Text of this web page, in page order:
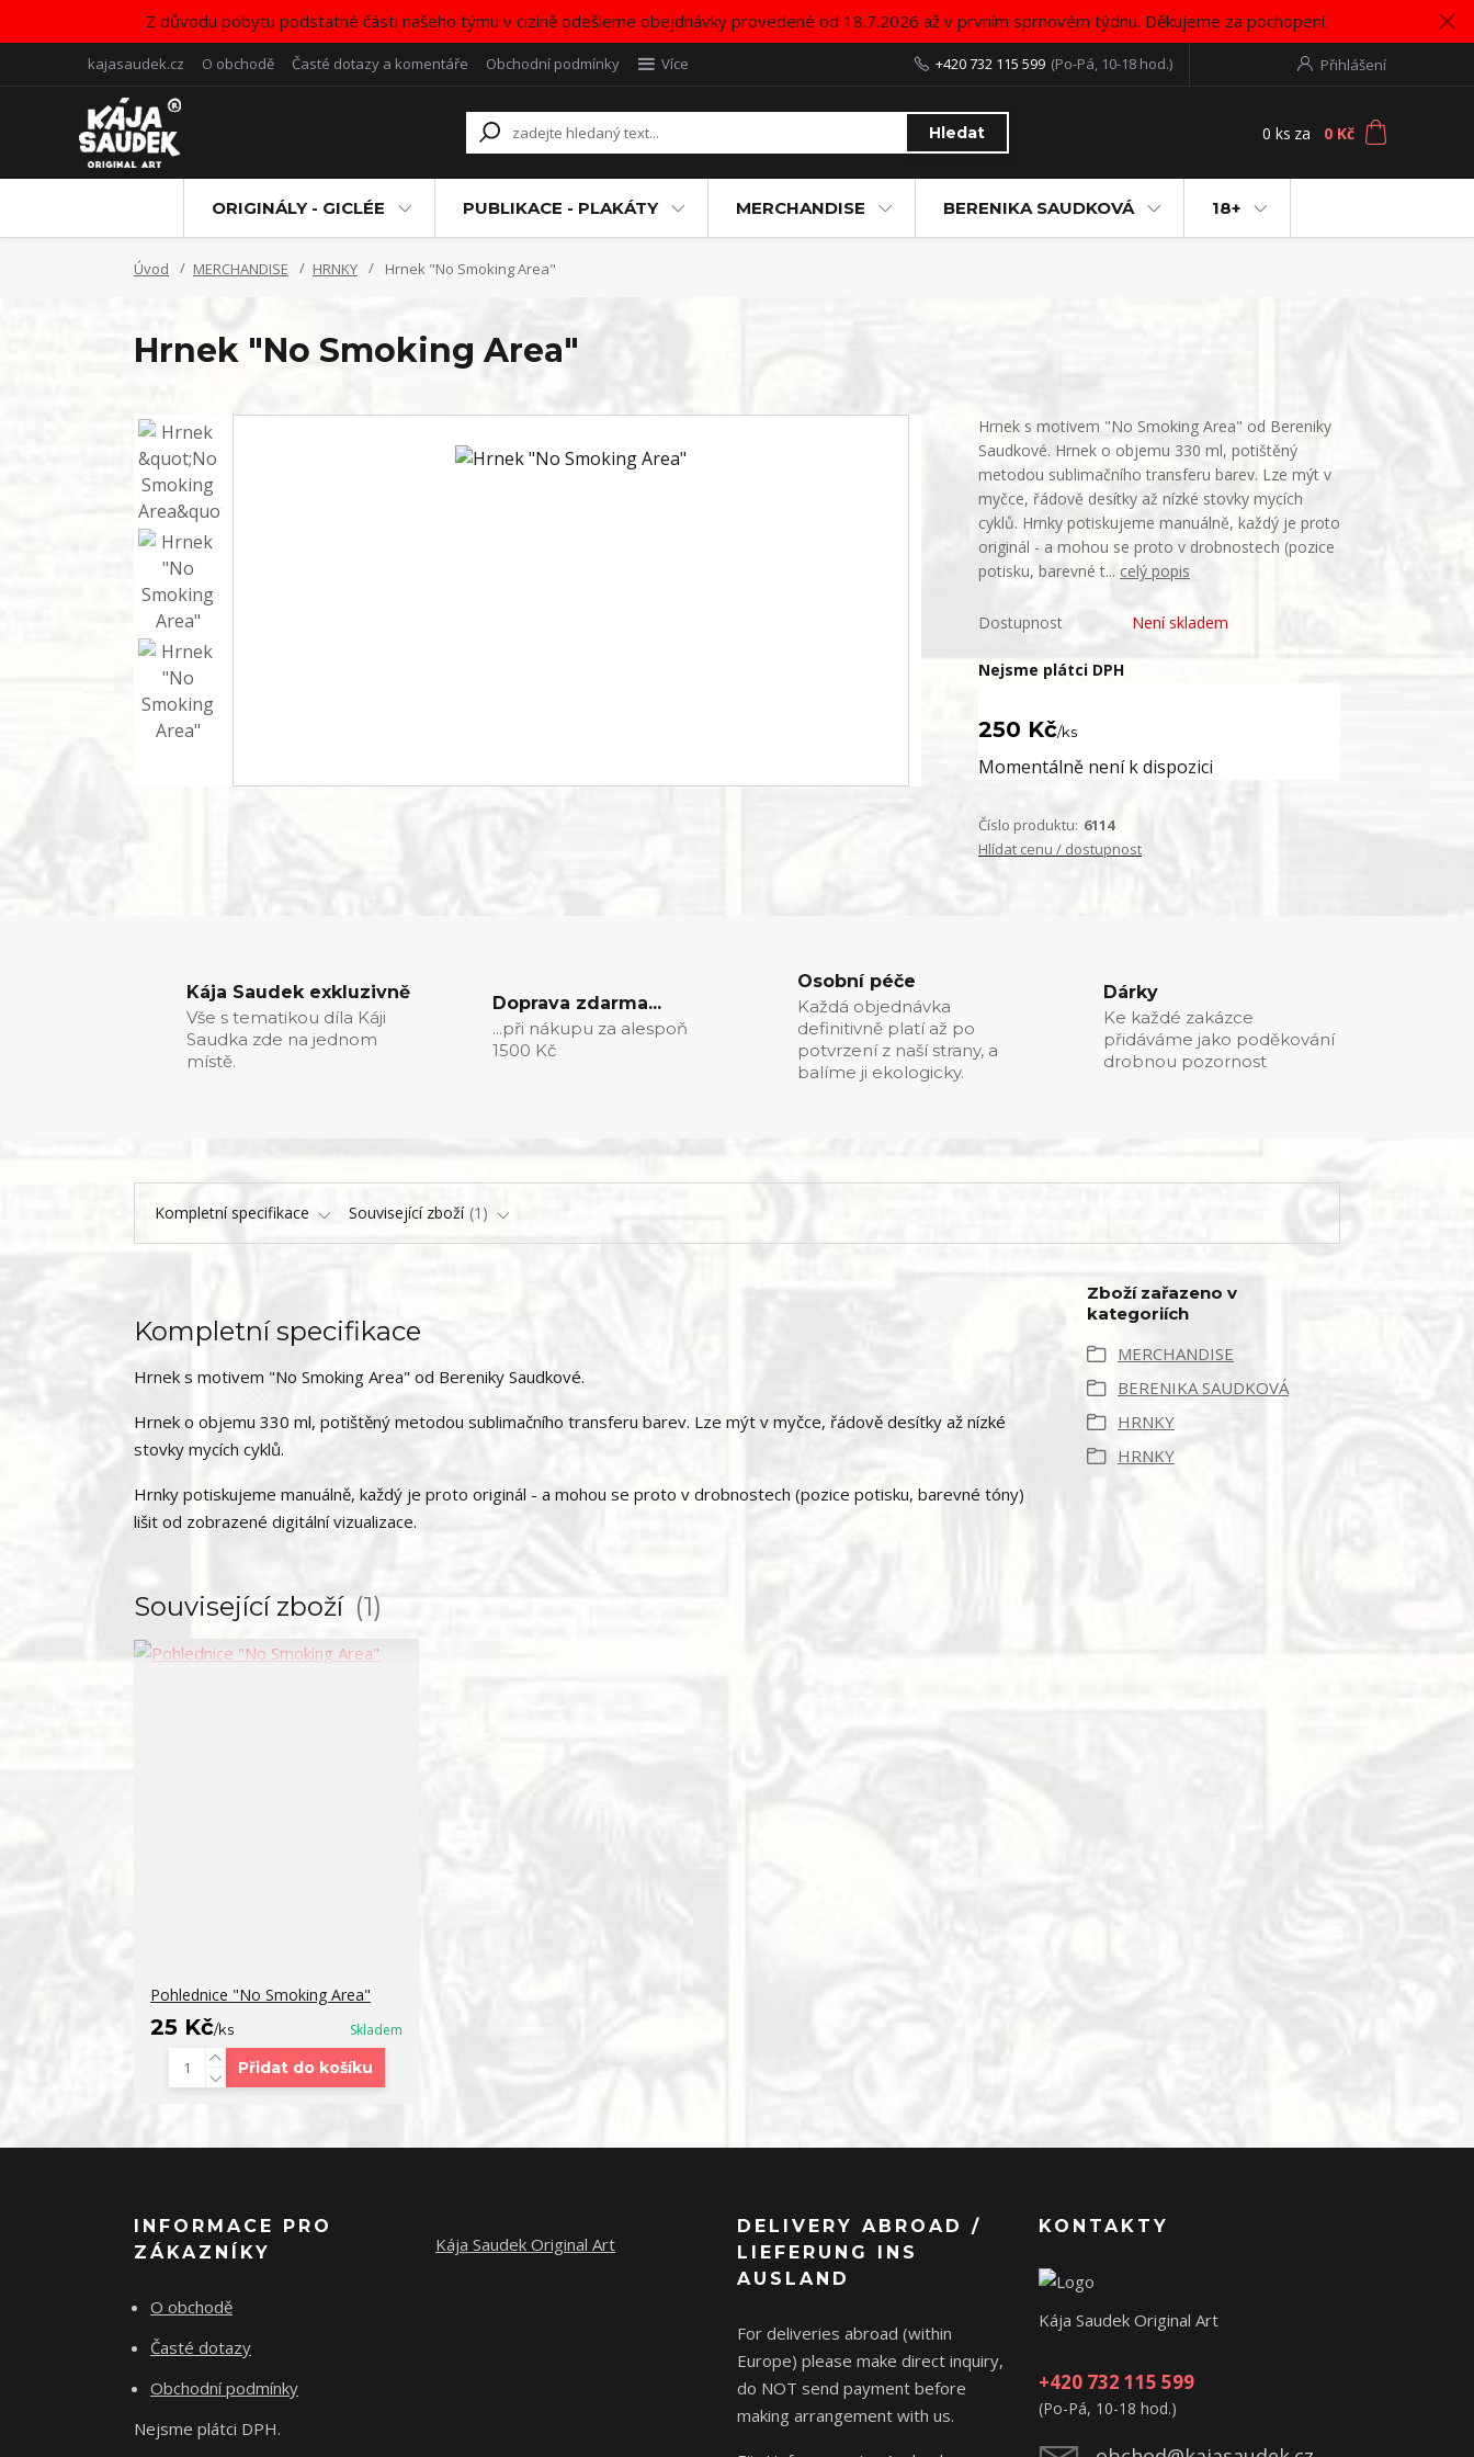
Z důvodu pobytu podstatné části našeho týmu v cizině odešleme obejdnávky provedené od 18.7.2026 až v prvním sprnovém týdnu. Děkujeme za pochopení.
kajasaudek.cz O obchodě Časté dotazy a komentáře Obchodní podmínky Více Přihlášení
Hledat
+420 732 115 599 (Po-Pá, 10-18 hod.)
0 ks za 0 Kč
ORIGINÁLY - GICLÉE PUBLIKACE - PLAKÁTY MERCHANDISE BERENIKA SAUDKOVÁ 18+
Úvod MERCHANDISE HRNKY Hrnek "No Smoking Area"
Hrnek "No Smoking Area"
Hrnek s motivem "No Smoking Area" od Bereniky
Saudkové. Hrnek o objemu 330 ml, potištěný
metodou sublimačního transferu barev. Lze mýt v
myčce, řádově desítky až nízké stovky mycích
cyklů. Hrnky potiskujeme manuálně, každý je proto
originál - a mohou se proto v drobnostech (pozice
potisku, barevné t... celý popis
Dostupnost Není skladem
Nejsme plátci DPH
250 Kč/ks
Momentálně není k dispozici
Číslo produktu: 6114
Hlídat cenu / dostupnost
Kája Saudek exkluzivně
Vše s tematikou díla Káji
Saudka zde na jednom
místě.
Doprava zdarma...
...při nákupu za alespoň
1500 Kč
Osobní péče
Každá objednávka
definitivně platí až po
potvrzení z naší strany, a
balíme ji ekologicky.
Dárky
Ke každé zakázce
přidáváme jako poděkování
drobnou pozornost
Kompletní specifikace Související zboží 1
Kompletní specifikace
Hrnek s motivem "No Smoking Area" od Bereniky Saudkové.
Hrnek o objemu 330 ml, potištěný metodou sublimačního transferu barev. Lze mýt v myčce, řádově desítky až nízké
stovky mycích cyklů.
Hrnky potiskujeme manuálně, každý je proto originál - a mohou se proto v drobnostech (pozice potisku, barevné tóny)
lišit od zobrazené digitální vizualizace.
Zboží zařazeno v
kategoriích
MERCHANDISE
BERENIKA SAUDKOVÁ
HRNKY
HRNKY
Související zboží 1
Pohlednice "No Smoking Area"
25 Kč/ks Skladem
Přidat do košíku
INFORMACE PRO
ZÁKAZNÍKY
O obchodě
Časté dotazy
Obchodní podmínky
Nejsme plátci DPH.
Kája Saudek Original Art
DELIVERY ABROAD /
LIEFERUNG INS
AUSLAND
For deliveries abroad (within
Europe) please make direct inquiry,
do NOT send payment before
making arrangement with us.
KONTAKTY
Kája Saudek Original Art
+420 732 115 599
(Po-Pá, 10-18 hod.)